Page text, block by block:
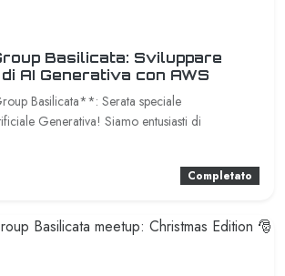
Basilicata: Sviluppare
AI Generativa con AWS
Basilicata**: Serata speciale
Generativa! Siamo entusiasti di
Completato